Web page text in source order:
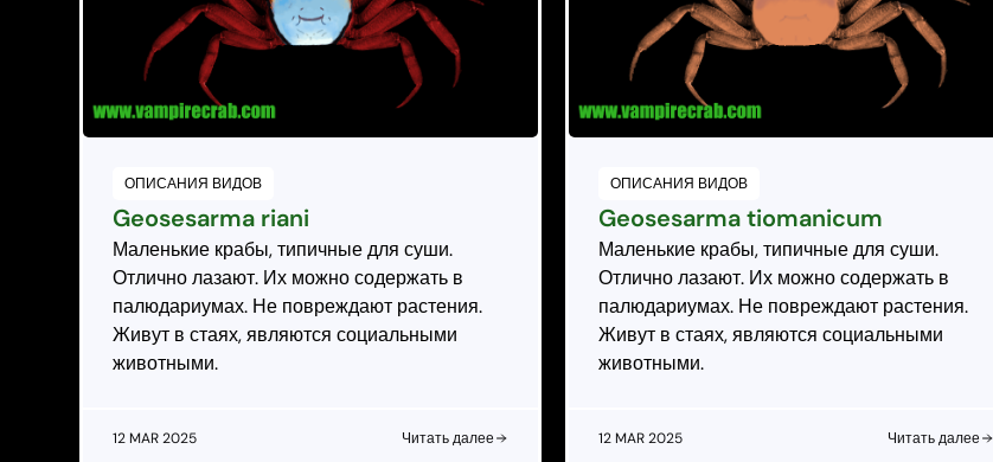
ОПИСАНИЯ ВИДОВ
Geosesarma riani
Маленькие крабы, типичные для суши.
Отлично лазают. Их можно содержать в
палюдариумах. Не повреждают растения.
Живут в стаях, являются социальными
животными.
12 MAR 2025 Читать далее
ОПИСАНИЯ ВИДОВ
Geosesarma tiomanicum
Маленькие крабы, типичные для суши.
Отлично лазают. Их можно содержать в
палюдариумах. Не повреждают растения.
Живут в стаях, являются социальными
животными.
12 MAR 2025 Читать далее